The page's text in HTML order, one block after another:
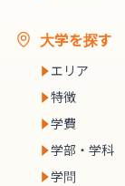
大学を探す
エリア
特徴
学費
学部・学科
学問